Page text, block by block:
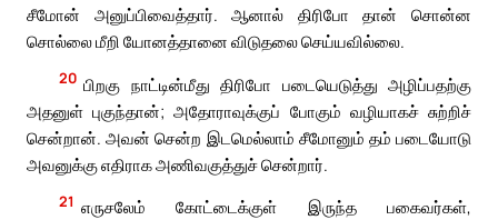
சீமோன் அனுப்பிவைத்தார். ஆனால் திரிபோ தான் சொன்ன
சொல்லை மீறி யோனத்தானை விடுதலை செய்யவில்லை.
20 பிறகு நாட்டின்மீது திரிபோ படையெடுத்து அழிப்பதற்கு
அதனுள் புகுந்தான்; அதோராவுக்குப் போகும் வழியாகச் சுற்றிச்
சென்றான். அவன் சென்ற இடமெல்லாம் சீமோனும் தம் படையோடு
அவனுக்கு எதிராக அணிவகுத்துச் சென்றார்.
21 எருசலேம் கோட்டைக்குள் இருந்த பகைவர்கள்,